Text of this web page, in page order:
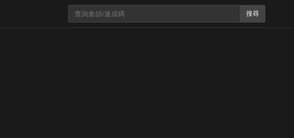
搜尋